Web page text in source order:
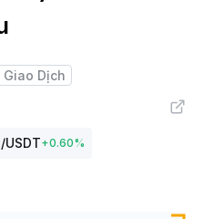
Giao Dịch
/USDT+0.60%